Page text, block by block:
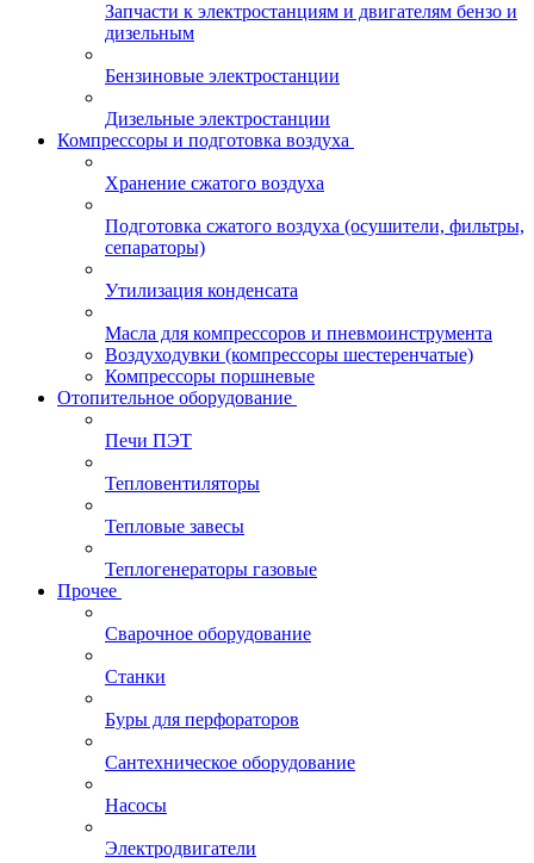
Запчасти к электростанциям и двигателям бензо и
дизельным
Бензиновые электростанции
Дизельные электростанции
Компрессоры и подготовка воздуха
Хранение сжатого воздуха
Подготовка сжатого воздуха (осушители, фильтры,
сепараторы)
Утилизация конденсата
Масла для компрессоров и пневмоинструмента
Воздуходувки (компрессоры шестеренчатые)
Компрессоры поршневые
Отопительное оборудование
Печи ПЭТ
Тепловентиляторы
Тепловые завесы
Теплогенераторы газовые
Прочее
Сварочное оборудование
Станки
Буры для перфораторов
Сантехническое оборудование
Насосы
Электродвигатели